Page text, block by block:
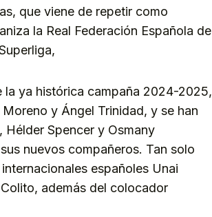
que viene de repetir como
la Real Federación Española de
la ya histórica campaña 2024-2025,
y Ángel Trinidad, y se han
Spencer y Osmany
nuevos compañeros. Tan solo
españoles Unai
además del colocador